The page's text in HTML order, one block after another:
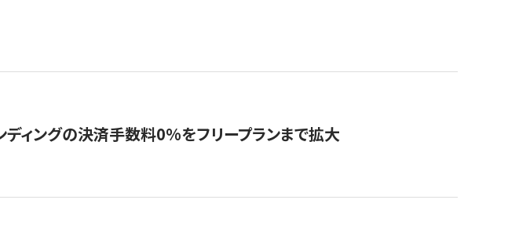
ディングの決済手数料0%をフリープランまで拡大